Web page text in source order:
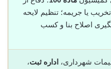
یا جریمه؛ تنظیم لایحه
اصلاح بنا و کسب
شهرداری، اداره ثبت،